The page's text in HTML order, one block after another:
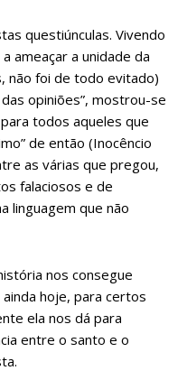
questiúnculas. Vivendo
ameaçar a unidade da
não foi de todo evitado)
opiniões”, mostrou-se
todos aqueles que
de então (Inocêncio
as várias que pregou,
falaciosos e de
linguagem que não
nos consegue
hoje, para certos
ela nos dá para
entre o santo e o